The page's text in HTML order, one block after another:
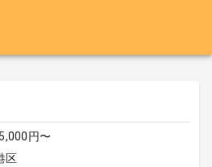
円〜
区